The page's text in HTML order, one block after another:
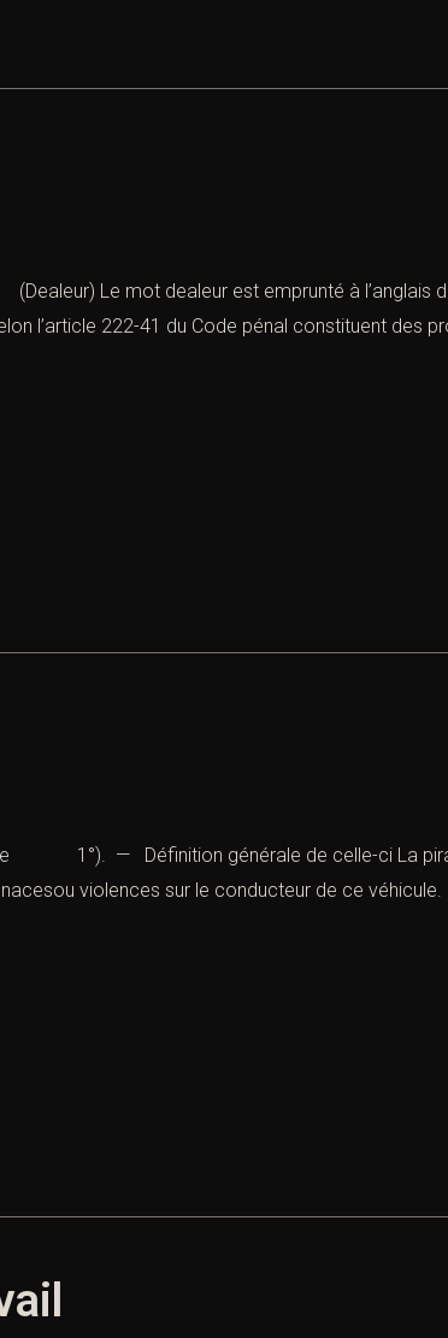
Le mot dealeur est emprunté à l’anglais
l’article 222-41 du Code pénal constituent des
1°). — Définition générale de celle-ci La
violences sur le conducteur de ce